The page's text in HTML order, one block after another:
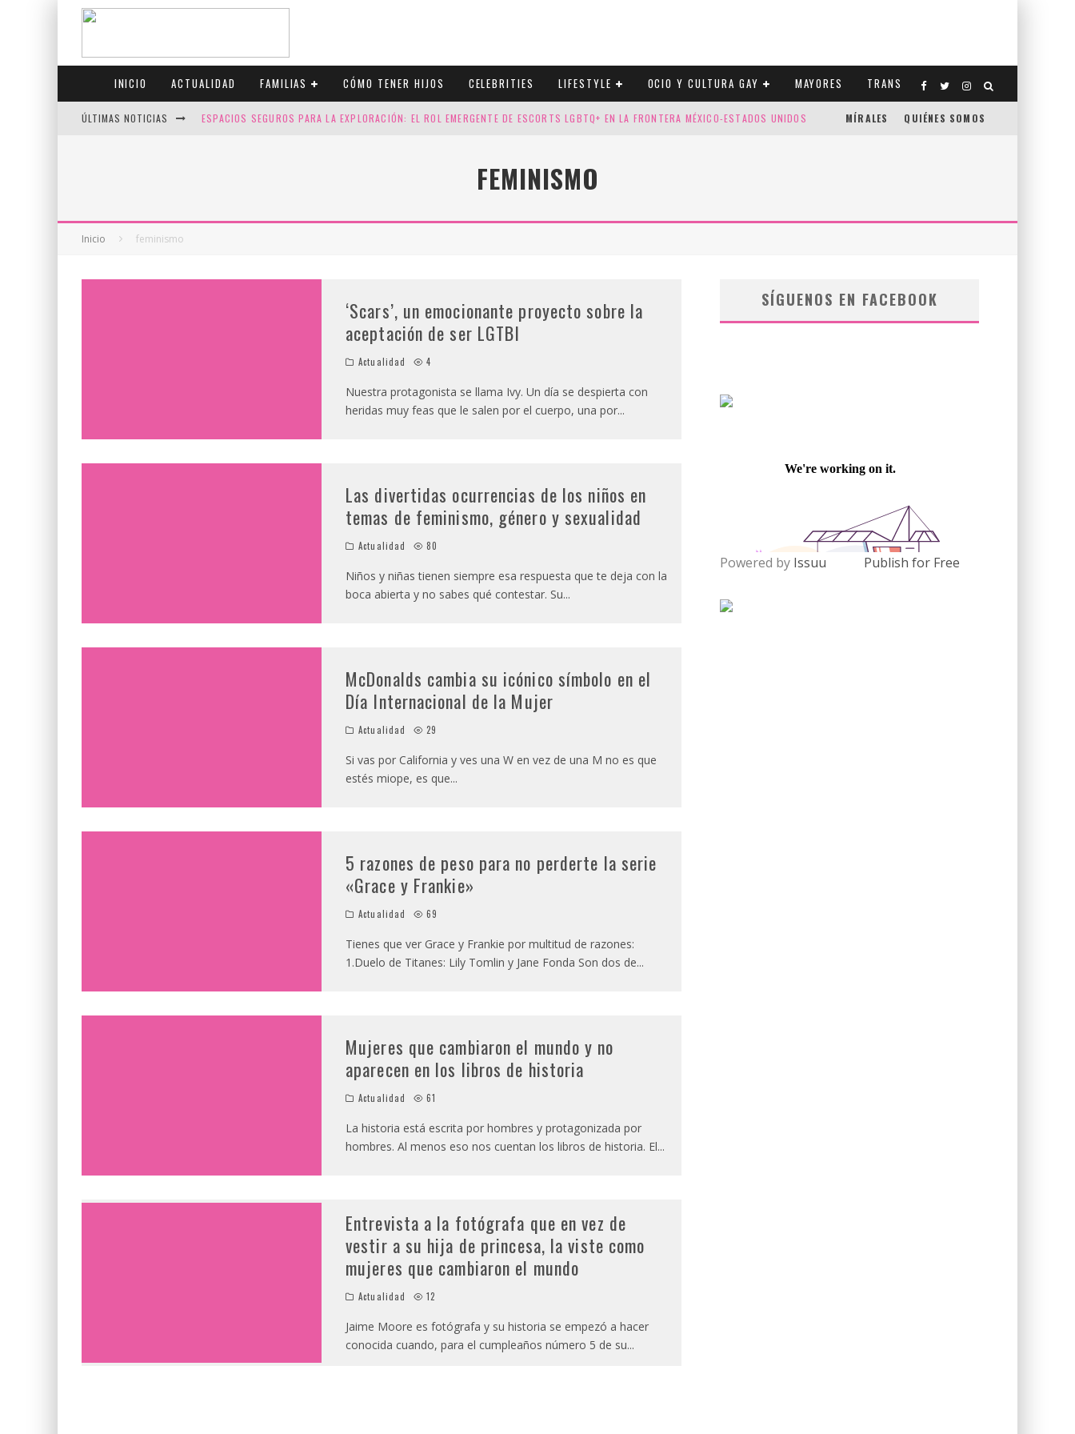
INICIO ACTUALIDAD FAMILIAS CÓMO TENER HIJOS CELEBRITIES LIFESTYLE OCIO Y CULTURA GAY MAYORES TRANS
ÚLTIMAS NOTICIAS ESPACIOS SEGUROS PARA LA EXPLORACIÓN: EL ROL EMERGENTE DE ESCORTS LGBTQ+ EN LA FRONTERA MÉXICO-ESTADOS UNIDOS
CANADÁ CELEBRA EL ORGULLO CON CUATRO SELLOS QUE HONRAN LA HISTORIA LGTB
MÍRALES QUIÉNES SOMOS
FEMINISMO
Inicio feminismo
‘Scars’, un emocionante proyecto sobre la
aceptación de ser LGTBI
Actualidad 4
Nuestra protagonista se llama Ivy. Un día se despierta con
heridas muy feas que le salen por el cuerpo, una por...
Las divertidas ocurrencias de los niños en
temas de feminismo, género y sexualidad
Actualidad 80
Niños y niñas tienen siempre esa respuesta que te deja con la
boca abierta y no sabes qué contestar. Su...
McDonalds cambia su icónico símbolo en el
Día Internacional de la Mujer
Actualidad 29
Si vas por California y ves una W en vez de una M no es que
estés miope, es que...
5 razones de peso para no perderte la serie
«Grace y Frankie»
Actualidad 69
Tienes que ver Grace y Frankie por multitud de razones:
1.Duelo de Titanes: Lily Tomlin y Jane Fonda Son dos de...
Mujeres que cambiaron el mundo y no
aparecen en los libros de historia
Actualidad 61
La historia está escrita por hombres y protagonizada por
hombres. Al menos eso nos cuentan los libros de historia. El...
Entrevista a la fotógrafa que en vez de
vestir a su hija de princesa, la viste como
mujeres que cambiaron el mundo
Actualidad 12
Jaime Moore es fotógrafa y su historia se empezó a hacer
conocida cuando, para el cumpleaños número 5 de su...
SÍGUENOS EN FACEBOOK
Powered by Issuu Publish for Free